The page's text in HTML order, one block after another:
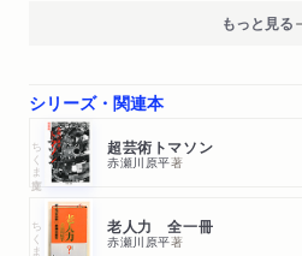
もっと見る
シリーズ・関連本
ちくま文庫 超芸術トマソン
赤瀬川原平著
ちくま文庫 老人力 全一冊
赤瀬川原平著